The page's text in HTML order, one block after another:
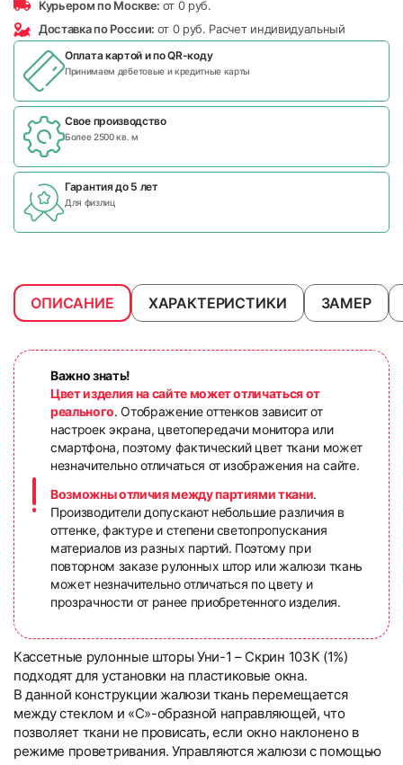
Курьером по Москве: от 0 руб.
Доставка по России: от 0 руб. Расчет индивидуальный
Оплата картой и поQR-коду
Принимаем дебетовые и кредитные карты
Свое производство
Более 2500 кв. м
Гарантия до 5 лет
Для физлиц
ОПИСАНИЕ ХАРАКТЕРИСТИКИ ЗАМЕР
Важно знать!
Цвет изделия на сайте может отличаться от
реального. Отображение оттенков зависит от
настроек экрана, цветопередачи монитора или
смартфона, поэтому фактический цвет ткани может
незначительно отличаться от изображения на сайте.
Возможны отличия между партиями ткани.
Производители допускают небольшие различия в
оттенке, фактуре и степени светопропускания
материалов из разных партий. Поэтому при
повторном заказе рулонных штор или жалюзи ткань
может незначительно отличаться по цвету и
прозрачности от ранее приобретенного изделия.
Кассетные рулонные шторы Уни-1 – Скрин 103К (1%)
подходят для установки на пластиковые окна.
В данной конструкции жалюзи ткань перемещается
между стеклом и «С»-образной направляющей, что
позволяет ткани не провисать, если окно наклонено в
режиме проветривания. Управляются жалюзи с помощью